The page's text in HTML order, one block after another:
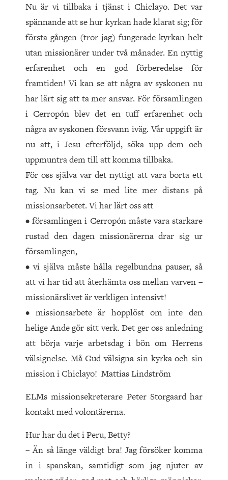
Nu är vi tillbaka i tjänst i Chiclayo. Det var
spännande att se hur kyrkan hade klarat sig; för
första gången (tror jag) fungerade kyrkan helt
utan missionärer under två månader. En nyttig
erfarenhet och en god förberedelse för
framtiden! Vi kan se att några av syskonen nu
har lärt sig att ta mer ansvar. För församlingen
i Cerropón blev det en tuff erfarenhet och
några av syskonen försvann iväg. Vår uppgift är
nu att, i Jesu efterföljd, söka upp dem och
uppmuntra dem till att komma tillbaka.
För oss själva var det nyttigt att vara borta ett
tag. Nu kan vi se med lite mer distans på
missionsarbetet. Vi har lärt oss att
• församlingen i Cerropón måste vara starkare
rustad den dagen missionärerna drar sig ur
församlingen,
• vi själva måste hålla regelbundna pauser, så
att vi har tid att återhämta oss mellan varven –
missionärslivet är verkligen intensivt!
• missionsarbete är hopplöst om inte den
helige Ande gör sitt verk. Det ger oss anledning
att börja varje arbetsdag i bön om Herrens
välsignelse. Må Gud välsigna sin kyrka och sin
mission i Chiclayo! Mattias Lindström
ELMs missionsekreterare Peter Storgaard har
kontakt med volontärerna.
Hur har du det i Peru, Betty?
– Än så länge väldigt bra! Jag försöker komma
in i spanskan, samtidigt som jag njuter av